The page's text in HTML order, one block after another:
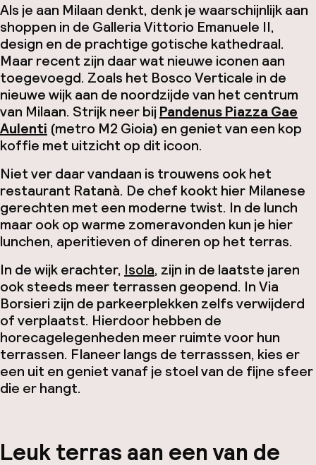
Als je aan Milaan denkt, denk je waarschijnlijk aan
shoppen in de Galleria Vittorio Emanuele II,
design en de prachtige gotische kathedraal.
Maar recent zijn daar wat nieuwe iconen aan
toegevoegd. Zoals het Bosco Verticale in de
nieuwe wijk aan de noordzijde van het centrum
van Milaan. Strijk neer bij Pandenus Piazza Gae
Aulenti (metro M2 Gioia) en geniet van een kop
koffie met uitzicht op dit icoon.
Niet ver daar vandaan is trouwens ook het
restaurant Ratanà. De chef kookt hier Milanese
gerechten met een moderne twist. In de lunch
maar ook op warme zomeravonden kun je hier
lunchen, aperitieven of dineren op het terras.
In de wijk erachter, Isola, zijn in de laatste jaren
ook steeds meer terrassen geopend. In Via
Borsieri zijn de parkeerplekken zelfs verwijderd
of verplaatst. Hierdoor hebben de
horecagelegenheden meer ruimte voor hun
terrassen. Flaneer langs de terrasssen, kies er
een uit en geniet vanaf je stoel van de fijne sfeer
die er hangt.
Leuk terras aan een van de